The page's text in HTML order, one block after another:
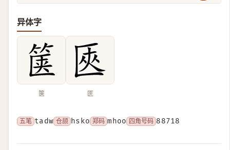
异体字
箧 匧
五笔 tadw 仓颉 hsko 郑码 mhoo 四角号码 88718